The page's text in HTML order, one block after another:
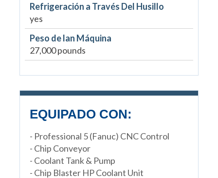
Refrigeración a Través Del Husillo
yes
Peso de lan Máquina
27,000 pounds
EQUIPADO CON:
- Professional 5 (Fanuc) CNC Control
- Chip Conveyor
- Coolant Tank & Pump
- Chip Blaster HP Coolant Unit